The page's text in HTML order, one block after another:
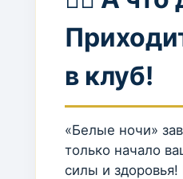
в клуб!
«Белые ночи»
только начало
силы и здоровья!